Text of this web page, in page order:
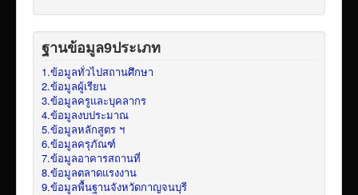
ฐานข้อมูล9ประเภท
1.ข้อมูลทั่วไปสถานศึกษา
2.ข้อมูลผู้เรียน
3.ข้อมูลครูและบุคลากร
4.ข้อมูลงบประมาณ
5.ข้อมูลหลักสูตร ฯ
6.ข้อมูลครุภัณฑ์
7.ข้อมูลอาคารสถานที่
8.ข้อมูลตลาดแรงงาน
9.ข้อมูลพื้นฐานจังหวัดกาญจนบุรี